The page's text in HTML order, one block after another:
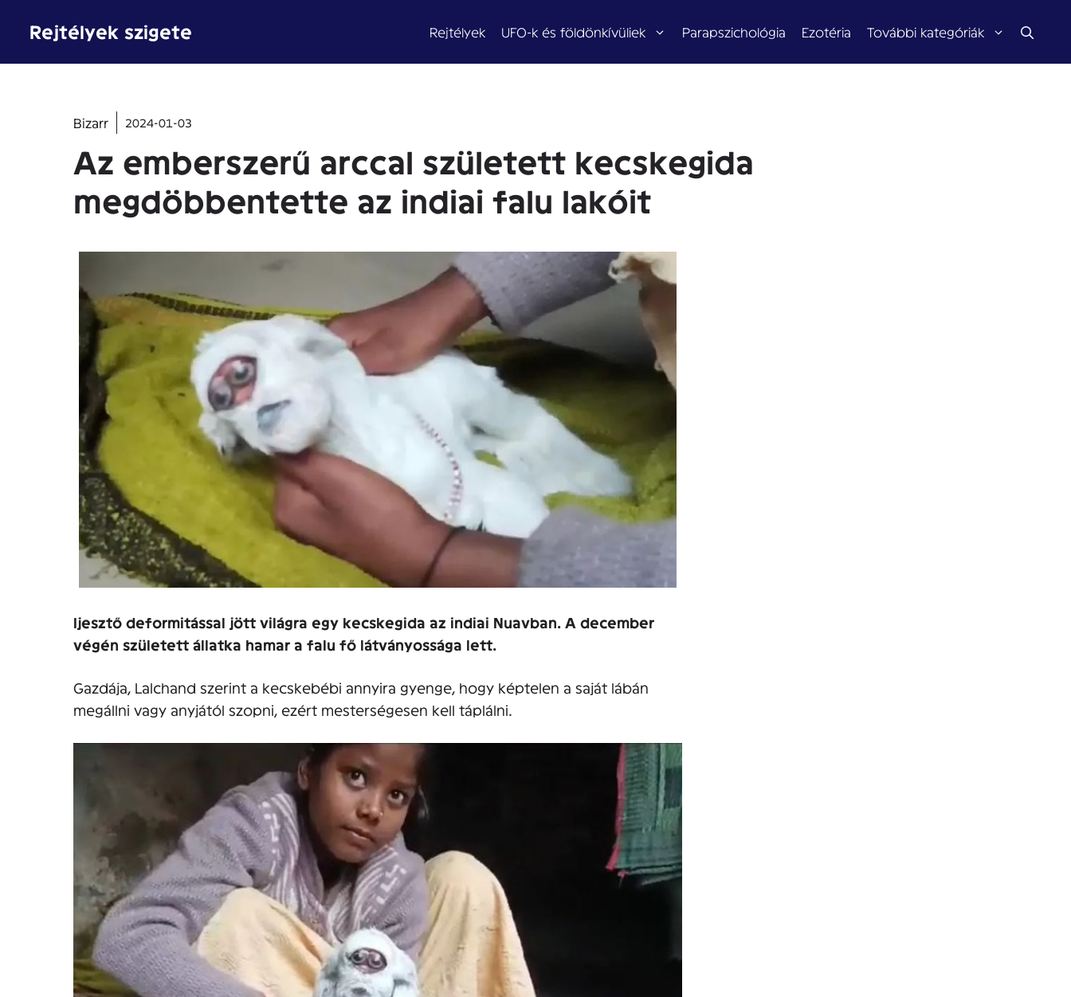
Rejtélyek szigete Rejtélyek UFO-k és földönkívüliek Parapszichológia Ezotéria További kategóriák
Bizarr 2024-01-03
Az emberszerű arccal született kecskegida
megdöbbentette az indiai falu lakóit
Ijesztő deformitással jött világra egy kecskegida az indiai Nuavban. A december
végén született állatka hamar a falu fő látványossága lett.
Gazdája, Lalchand szerint a kecskebébi annyira gyenge, hogy képtelen a saját lábán
megállni vagy anyjától szopni, ezért mesterségesen kell táplálni.